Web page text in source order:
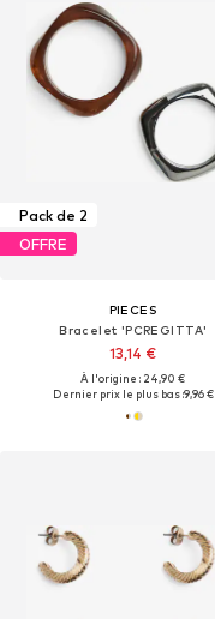
Pack de 2
OFFRE
PIECES
Bracelet 'PCREGITTA'
13,14 €
À l'origine : 24,90 €
Dernier prix le plus bas :9,96 €